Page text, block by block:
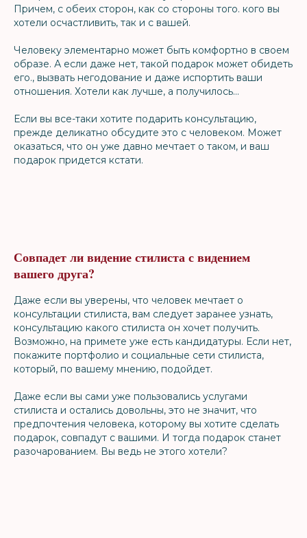
Причем, с обеих сторон, как со стороны того. кого вы
хотели осчастливить, так и с вашей.
Человеку элементарно может быть комфортно в своем
образе. А если даже нет, такой подарок может обидеть
его., вызвать негодование и даже испортить ваши
отношения. Хотели как лучше, а получилось...
Если вы все-таки хотите подарить консультацию,
прежде деликатно обсудите это с человеком. Может
оказаться, что он уже давно мечтает о таком, и ваш
подарок придется кстати.
Совпадет ли видение стилиста с видением
вашего друга?
Даже если вы уверены, что человек мечтает о
консультации стилиста, вам следует заранее узнать,
консультацию какого стилиста он хочет получить.
Возможно, на примете уже есть кандидатуры. Если нет,
покажите портфолио и социальные сети стилиста,
который, по вашему мнению, подойдет.
Даже если вы сами уже пользовались услугами
стилиста и остались довольны, это не значит, что
предпочтения человека, которому вы хотите сделать
подарок, совпадут с вашими. И тогда подарок станет
разочарованием. Вы ведь не этого хотели?